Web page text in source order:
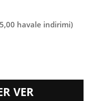
havale indirimi)
VER